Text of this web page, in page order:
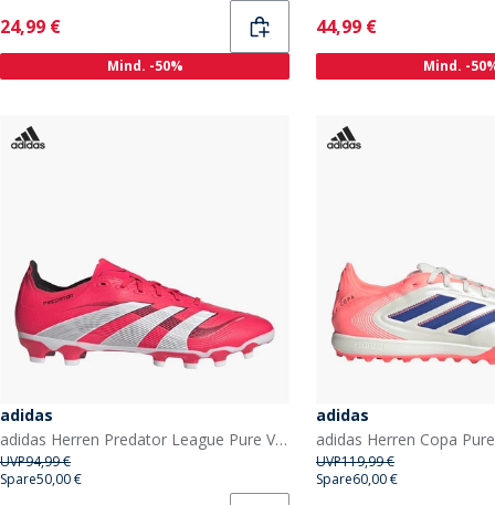
Current
24,99 €
Mind. -50%
Current
44,99 €
Mind. -
adidas
adidas Herren Predator League Pure Victory Pack MG Multi Ground Fußballschuhe Lucid Red/Weiß/Schwarz
UVP94,99 €
Spare50,00 €
adidas
UVP119,99 €
Spare60,00 €